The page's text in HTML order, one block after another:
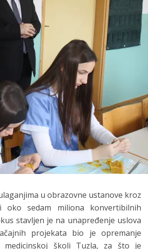
u obrazovne ustanove kroz
oko sedam miliona konvertibilnih
stavljen je na unapređenje uslova
projekata bio je opremanje
medicinskoj školi Tuzla, za što je